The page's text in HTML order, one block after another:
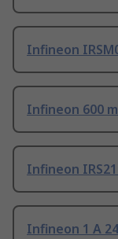
Infineon
Infineon 600
Infineon
Infineon 1 A